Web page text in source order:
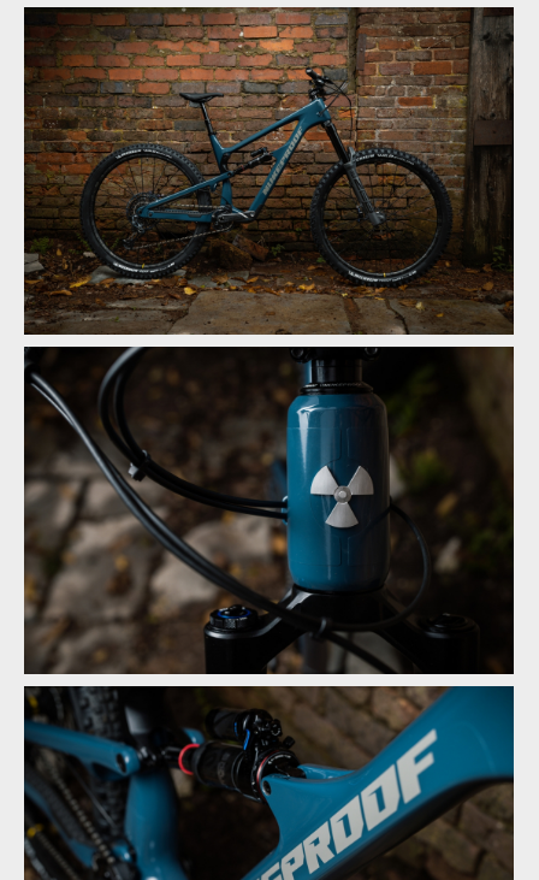
Novinka: Nukeproof Mega - počtvrté stejně a přesto jinak
Novinka: Nukeproof Mega - počtvrté stejně a přesto jinak
Novinka: Nukeproof Mega - počtvrté stejně a přesto jinak
Novinka: Nukeproof Mega - počtvrté stejně a přesto jinak
Novinka: Nukeproof Mega - počtvrté stejně a přesto jinak
Novinka: Nukeproof Mega - počtvrté stejně a přesto jinak
Novinka: Nukeproof Mega - počtvrté stejně a přesto jinak
Novinka: Nukeproof Mega - počtvrté stejně a přesto jinak
Novinka: Nukeproof Mega - počtvrté stejně a přesto jinak
Novinka: Nukeproof Mega - počtvrté stejně a přesto jinak
Novinka: Nukeproof Mega - počtvrté stejně a přesto jinak
Novinka: Nukeproof Mega - počtvrté stejně a přesto jinak
Novinka: Nukeproof Mega - počtvrté stejně a přesto jinak
Novinka: Nukeproof Mega - počtvrté stejně a přesto jinak
Novinka: Nukeproof Mega - počtvrté stejně a přesto jinak
Novinka: Nukeproof Mega - počtvrté stejně a přesto jinak
Novinka: Nukeproof Mega - počtvrté stejně a přesto jinak
Novinka: Nukeproof Mega - počtvrté stejně a přesto jinak
Novinka: Nukeproof Mega - počtvrté stejně a přesto jinak
Novinka: Nukeproof Mega - počtvrté stejně a přesto jinak